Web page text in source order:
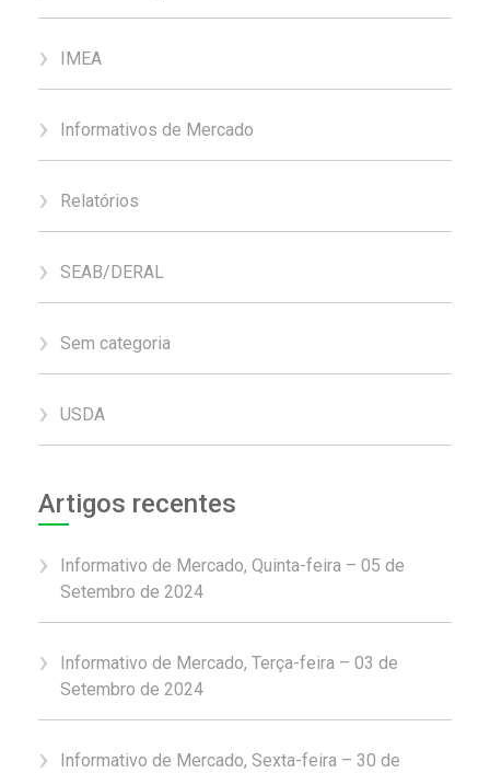
IMEA
Informativos de Mercado
Relatórios
SEAB/DERAL
Sem categoria
USDA
Artigos recentes
Informativo de Mercado, Quinta-feira – 05 de
Setembro de 2024
Informativo de Mercado, Terça-feira – 03 de
Setembro de 2024
Informativo de Mercado, Sexta-feira – 30 de